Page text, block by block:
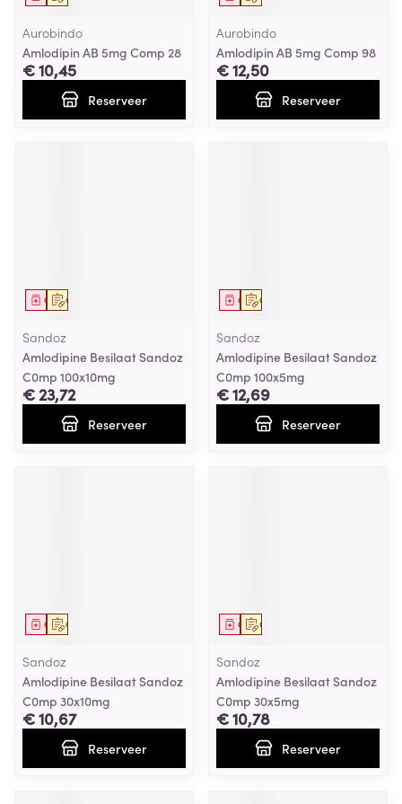
Aurobindo
Amlodipin AB 5mg Comp 28
€ 10,45
Reserveer
Aurobindo
Amlodipin AB 5mg Comp 98
€ 12,50
Reserveer
Op voorschrift
Geneesmiddel
Sandoz
Amlodipine Besilaat Sandoz
C0mp 100x10mg
€ 23,72
Reserveer
Op voorschrift
Geneesmiddel
Sandoz
Amlodipine Besilaat Sandoz
C0mp 100x5mg
€ 12,69
Reserveer
Op voorschrift
Geneesmiddel
Sandoz
Amlodipine Besilaat Sandoz
C0mp 30x10mg
€ 10,67
Reserveer
Op voorschrift
Geneesmiddel
Sandoz
Amlodipine Besilaat Sandoz
C0mp 30x5mg
€ 10,78
Reserveer